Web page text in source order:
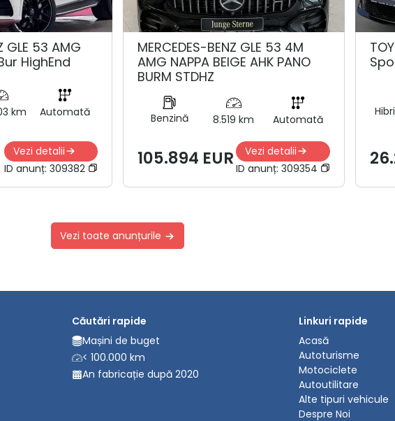
GLE 53 AMG
HighEnd
km Automată
Vezi detalii
ID anunț: 309382
MERCEDES-BENZ GLE 53 4M
AMG NAPPA BEIGE AHK PANO
BURM STDHZ
Benzină 8.519 km Automată
105.894 EUR
Vezi detalii
ID anunț:309354
Vezi toate anunțurile
Căutări rapide
Mașini de buget
< 100.000 km
An fabricație după 2020
Linkuri rapide
Acasă
Autoturisme
Motociclete
Autoutilitare
Alte tipuri vehicule
Despre Noi